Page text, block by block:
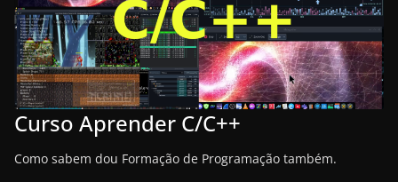
Curso Aprender C/C++
Como sabem dou Formação de Programação também.